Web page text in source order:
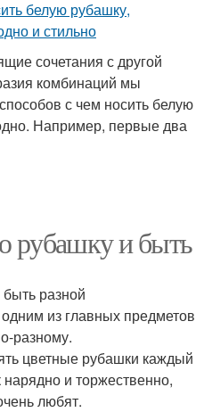
сочетания с другой
комбинаций мы
с чем носить белую
Например, первые два
рубашку и быть
разной
из главных предметов
разному.
цветные рубашки каждый
и торжественно,
любят.